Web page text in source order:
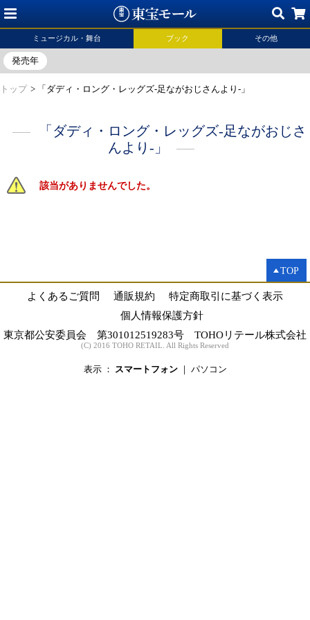
ミュージカル・舞台 ブック その他
発売年
トップ > 「ダディ・ロング・レッグズ-足ながおじさんより-」
「ダディ・ロング・レッグズ-足ながおじさ
んより-」
該当がありませんでした。
TOP
よくあるご質問 通販規約
特定商取引に基づく表示
個人情報保護方針
東京都公安委員会 第301012519283号 TOHOリテール株式会社
(C) 2016 TOHO RETAIL. All Rights Reserved
表示 ： スマートフォン｜ パソコン